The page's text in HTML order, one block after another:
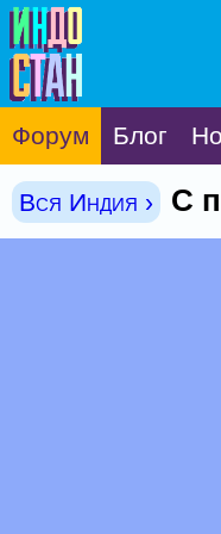
Форум Блог
Вся Индия › С